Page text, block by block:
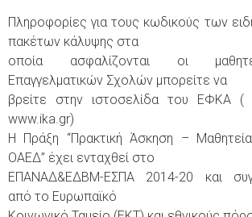
Πληροφορίες για τους κωδικούς των
πακέτων κάλυψης στα
οποία ασφαλίζονται οι
Επαγγελματικών Σχολών μπορείτε να
βρείτε στην ιστοσελίδα του ΕΦΚΑ
www.ika.gr)
Η Πράξη “Πρακτική Άσκηση –
ΟΑΕΔ” έχει ενταχθεί στο
ΕΠΑΝΑΔ&ΕΔΒΜ-ΕΣΠΑ 2014-20 και
από το Ευρωπαϊκό